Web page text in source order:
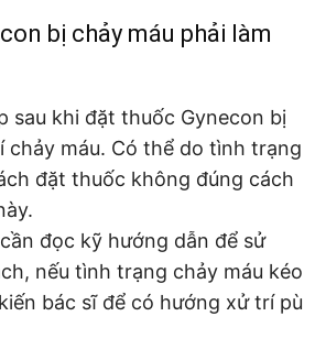
bị chảy máu phải làm
sau khi đặt thuốc Gynecon bị
chảy máu. Có thể do tình trạng
đặt thuốc không đúng cách
đọc kỹ hướng dẫn để sử
nếu tình trạng chảy máu kéo
bác sĩ để có hướng xử trí pù